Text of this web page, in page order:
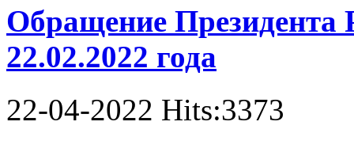
Обращение Президента
22.02.2022 года
22-04-2022 Hits:3373